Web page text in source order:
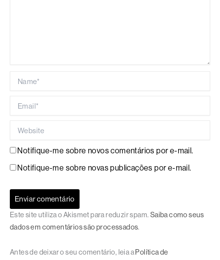
Notifique-me sobre novos comentários por e-mail.
Notifique-me sobre novas publicações por e-mail.
Este site utiliza o Akismet para reduzir spam. Saiba como seus
dados em comentários são processados.
Antes de deixar o seu comentário, leia a Política de